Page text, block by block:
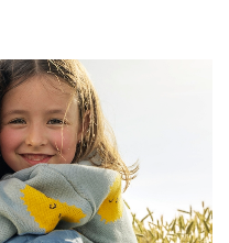
Vanaf € 49.995,-
bZ4X Touring
BATTERIJ-ELEKTRISCH